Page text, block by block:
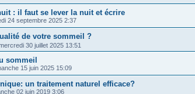
: il faut se lever la nuit et écrire
24 septembre 2025 2:37
de votre sommeil ?
30 juillet 2025 13:51
sommeil
15 juin 2025 15:09
un traitement naturel efficace?
02 juin 2019 3:06